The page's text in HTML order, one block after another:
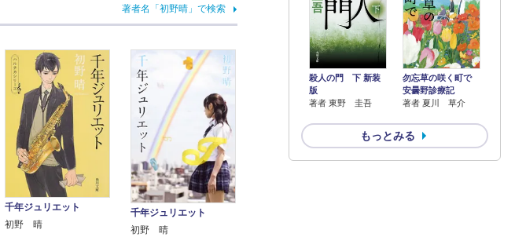
殺人の門 下 新装
版
著者 東野 圭吾
勿忘草の咲く町で
安曇野診療記
著者 夏川 草介
もっとみる
著者名「初野晴」で検索
千年ジュリエット
初野 晴
千年ジュリエット
初野 晴